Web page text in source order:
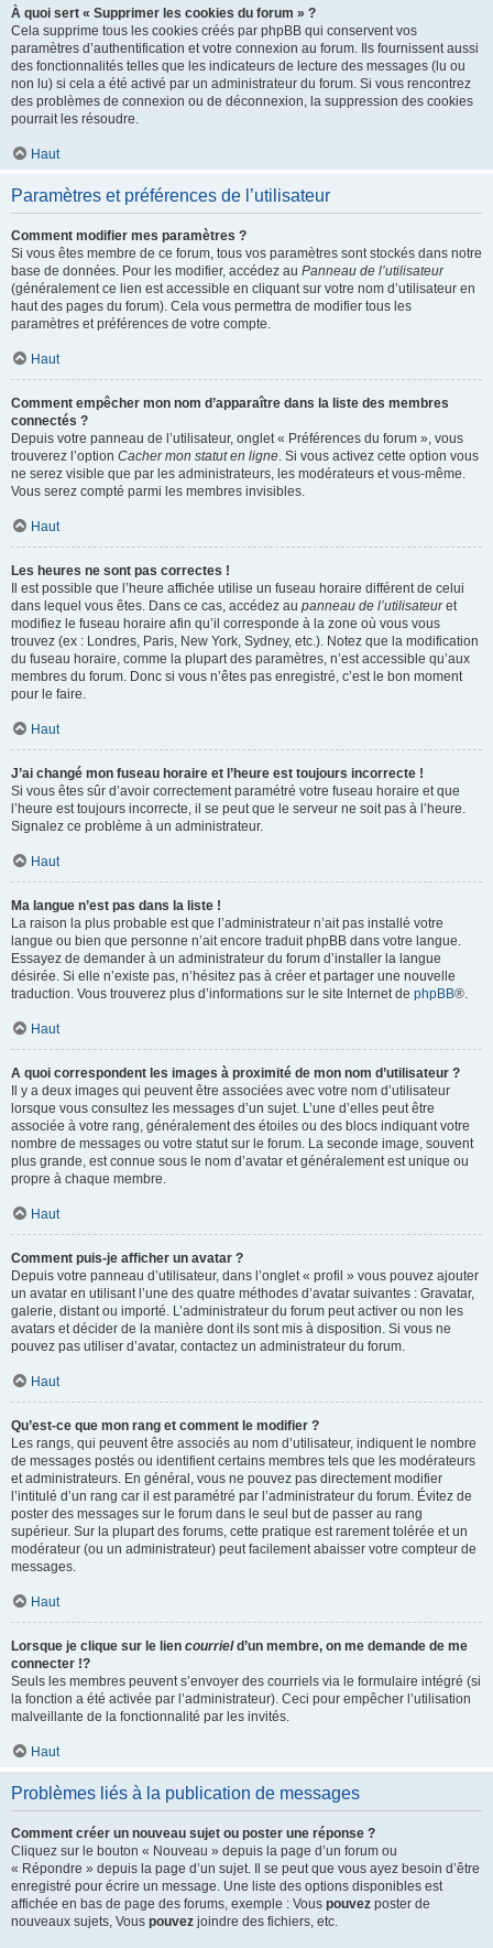
À quoi sert « Supprimer les cookies du forum » ?
Cela supprime tous les cookies créés par phpBB qui conservent vos
paramètres d’authentification et votre connexion au forum. Ils fournissent aussi
des fonctionnalités telles que les indicateurs de lecture des messages (lu ou
non lu) si cela a été activé par un administrateur du forum. Si vous rencontrez
des problèmes de connexion ou de déconnexion, la suppression des cookies
pourrait les résoudre.
Haut
Paramètres et préférences de l’utilisateur
Comment modifier mes paramètres ?
Si vous êtes membre de ce forum, tous vos paramètres sont stockés dans notre
base de données. Pour les modifier, accédez au Panneau de l’utilisateur
(généralement ce lien est accessible en cliquant sur votre nom d’utilisateur en
haut des pages du forum). Cela vous permettra de modifier tous les
paramètres et préférences de votre compte.
Haut
Comment empêcher mon nom d’apparaître dans la liste des membres
connectés ?
Depuis votre panneau de l’utilisateur, onglet « Préférences du forum », vous
trouverez l’option Cacher mon statut en ligne. Si vous activez cette option vous
ne serez visible que par les administrateurs, les modérateurs et vous-même.
Vous serez compté parmi les membres invisibles.
Haut
Les heures ne sont pas correctes !
Il est possible que l’heure affichée utilise un fuseau horaire différent de celui
dans lequel vous êtes. Dans ce cas, accédez au panneau de l’utilisateuret
modifiez le fuseau horaire afin qu’il corresponde à la zone où vous vous
trouvez (ex : Londres, Paris, New York, Sydney, etc.). Notez que la modification
du fuseau horaire, comme la plupart des paramètres, n’est accessible qu’aux
membres du forum. Donc si vous n’êtes pas enregistré, c’est le bon moment
pour le faire.
Haut
J’ai changé mon fuseau horaire et l’heure est toujours incorrecte !
Si vous êtes sûr d’avoir correctement paramétré votre fuseau horaire et que
l’heure est toujours incorrecte, il se peut que le serveur ne soit pas à l’heure.
Signalez ce problème à un administrateur.
Haut
Ma langue n’est pas dans la liste !
La raison la plus probable est que l’administrateur n’ait pas installé votre
langue ou bien que personne n’ait encore traduit phpBB dans votre langue.
Essayez de demander à un administrateur du forum d’installer la langue
désirée. Si elle n’existe pas, n’hésitez pas à créer et partager une nouvelle
traduction. Vous trouverez plus d’informations sur le site Internet de phpBB®.
Haut
A quoi correspondent les images à proximité de mon nom d’utilisateur ?
Il y a deux images qui peuvent être associées avec votre nom d’utilisateur
lorsque vous consultez les messages d’un sujet. L’une d’elles peut être
associée à votre rang, généralement des étoiles ou des blocs indiquant votre
nombre de messages ou votre statut sur le forum. La seconde image, souvent
plus grande, est connue sous le nom d’avatar et généralement est unique ou
propre à chaque membre.
Haut
Comment puis-je afficher un avatar ?
Depuis votre panneau d’utilisateur, dans l’onglet « profil » vous pouvez ajouter
un avatar en utilisant l’une des quatre méthodes d’avatar suivantes : Gravatar,
galerie, distant ou importé. L’administrateur du forum peut activer ou non les
avatars et décider de la manière dont ils sont mis à disposition. Si vous ne
pouvez pas utiliser d’avatar, contactez un administrateur du forum.
Haut
Qu’est-ce que mon rang et comment le modifier ?
Les rangs, qui peuvent être associés au nom d’utilisateur, indiquent le nombre
de messages postés ou identifient certains membres tels que les modérateurs
et administrateurs. En général, vous ne pouvez pas directement modifier
l’intitulé d’un rang car il est paramétré par l’administrateur du forum. Évitez de
poster des messages sur le forum dans le seul but de passer au rang
supérieur. Sur la plupart des forums, cette pratique est rarement tolérée et un
modérateur (ou un administrateur) peut facilement abaisser votre compteur de
messages.
Haut
Lorsque je clique sur le lien courrield’un membre, on me demande de me
connecter !?
Seuls les membres peuvent s’envoyer des courriels via le formulaire intégré (si
la fonction a été activée par l’administrateur). Ceci pour empêcher l’utilisation
malveillante de la fonctionnalité par les invités.
Haut
Problèmes liés à la publication de messages
Comment créer un nouveau sujet ou poster une réponse ?
Cliquez sur le bouton « Nouveau » depuis la page d’un forum ou
« Répondre » depuis la page d’un sujet. Il se peut que vous ayez besoin d’être
enregistré pour écrire un message. Une liste des options disponibles est
affichée en bas de page des forums, exemple : Vous pouvez poster de
nouveaux sujets, Vous pouvez joindre des fichiers, etc.